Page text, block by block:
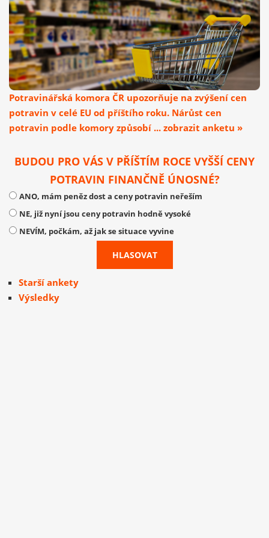
Potravinářská komora ČR upozorňuje na zvýšení cen
potravin v celé EU od příštího roku. Nárůst cen
potravin podle komory způsobí ... zobrazit anketu »
BUDOU PRO VÁS V PŘÍŠTÍM ROCE VYŠŠÍ CENY
POTRAVIN FINANČNĚ ÚNOSNÉ?
ANO, mám peněz dost a ceny potravin neřeším
NE, již nyní jsou ceny potravin hodně vysoké
NEVÍM, počkám, až jak se situace vyvine
Starší ankety
Výsledky